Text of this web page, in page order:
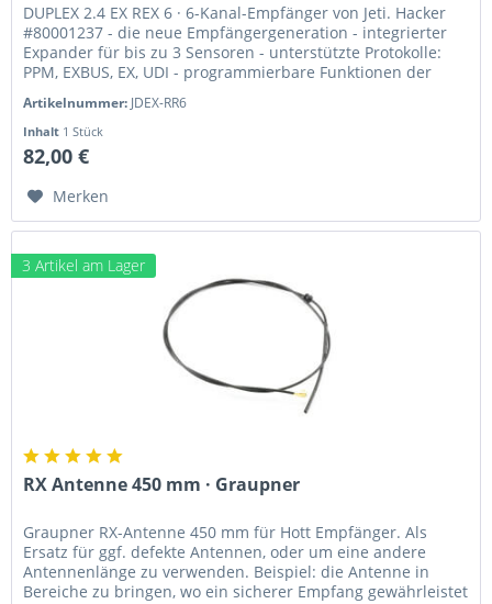
DUPLEX 2.4 EX REX 6 · 6-Kanal-Empfänger von Jeti. Hacker
#80001237 - die neue Empfängergeneration - integrierter
Expander für bis zu 3 Sensoren - unterstützte Protokolle:
PPM, EXBUS, EX, UDI - programmierbare Funktionen der
Artikelnummer: JDEX-RR6
Inhalt 1 Stück
82,00 €
Merken
3 Artikel am Lager
RX Antenne 450 mm · Graupner
Graupner RX-Antenne 450 mm für Hott Empfänger. Als
Ersatz für ggf. defekte Antennen, oder um eine andere
Antennenlänge zu verwenden. Beispiel: die Antenne in
Bereiche zu bringen, wo ein sicherer Empfang gewährleistet